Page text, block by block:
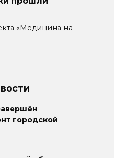
«Медицина на
городской